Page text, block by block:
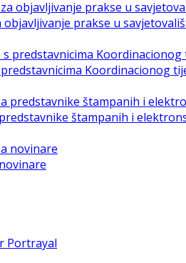
objavljivanje prakse u
Koordinacionog
štampanih i
Portrayal